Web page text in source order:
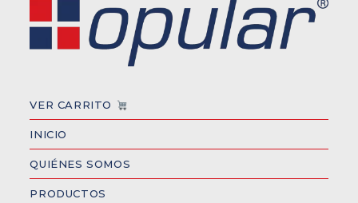
VER CARRITO
INICIO
QUIÉNES SOMOS
PRODUCTOS